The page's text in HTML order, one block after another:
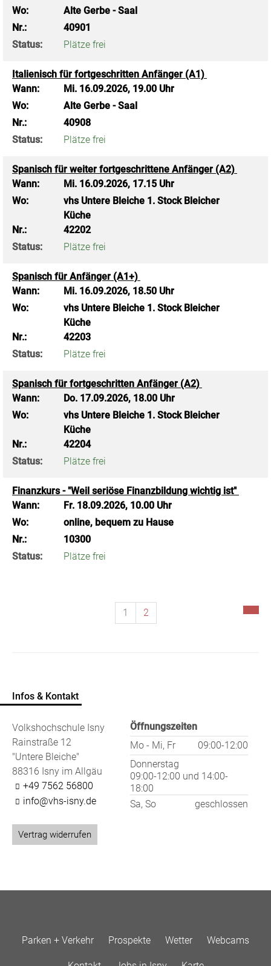
Wo:
Alte Gerbe - Saal
Nr.:
40901
Status:
Plätze frei
Italienisch für fortgeschritten Anfänger (A1)
Wann:
Mi. 16.09.2026, 19.00 Uhr
Wo:
Alte Gerbe - Saal
Nr.:
40908
Status:
Plätze frei
Spanisch für weiter fortgeschrittene Anfänger (A2)
Wann:
Mi. 16.09.2026, 17.15 Uhr
Wo:
vhs Untere Bleiche 1. Stock Bleicher
Küche
Nr.:
42202
Status:
Plätze frei
Spanisch für Anfänger (A1+)
Wann:
Mi. 16.09.2026, 18.50 Uhr
Wo:
vhs Untere Bleiche 1. Stock Bleicher
Küche
Nr.:
42203
Status:
Plätze frei
Spanisch für fortgeschritten Anfänger (A2)
Wann:
Do. 17.09.2026, 18.00 Uhr
Wo:
vhs Untere Bleiche 1. Stock Bleicher
Küche
Nr.:
42204
Status:
Plätze frei
Finanzkurs - "Weil seriöse Finanzbildung wichtig ist"
Wann:
Fr. 18.09.2026, 10.00 Uhr
Wo:
online, bequem zu Hause
Nr.:
10300
Status:
Plätze frei
1 2
Infos & Kontakt
Volkshochschule Isny
Rainstraße 12
"Untere Bleiche"
88316 Isny im Allgäu
+49 7562 56800
info@vhs-isny.de
Vertrag widerrufen
Öffnungszeiten
Mo - Mi, Fr
09:00-12:00
Donnerstag
09:00-12:00 und 14:00-
18:00
Sa, So
geschlossen
Parken + Verkehr Prospekte Wetter Webcams